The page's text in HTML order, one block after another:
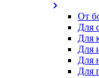
От
Для
Для
Для
Для
Для